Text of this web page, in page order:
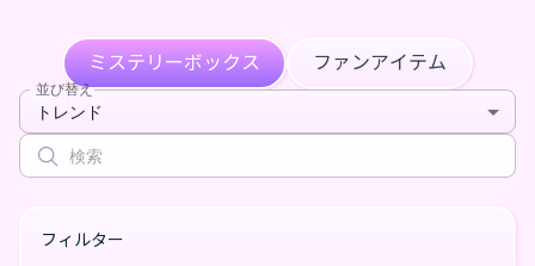
ミステリーボックス ファンアイテム
並び替え
トレンド
フィルター